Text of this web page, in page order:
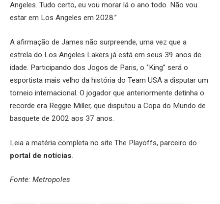
Angeles. Tudo certo, eu vou morar lá o ano todo. Não vou
estar em Los Angeles em 2028.’’
A afirmação de James não surpreende, uma vez que a
estrela do Los Angeles Lakers já está em seus 39 anos de
idade. Participando dos Jogos de Paris, o ‘’King’’ será o
esportista mais velho da história do Team USA a disputar um
torneio internacional. O jogador que anteriormente detinha o
recorde era Reggie Miller, que disputou a Copa do Mundo de
basquete de 2002 aos 37 anos.
Leia a matéria completa no site The Playoffs, parceiro do
portal de notícias
Fonte: Metropoles